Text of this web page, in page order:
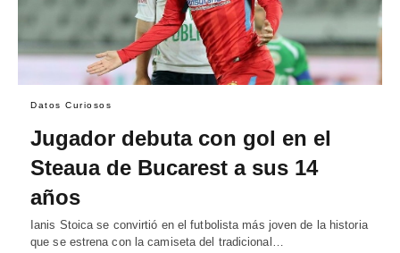
Datos Curiosos
Jugador debuta con gol en el
Steaua de Bucarest a sus 14
años
Ianis Stoica se convirtió en el futbolista más joven de la historia
que se estrena con la camiseta del tradicional…